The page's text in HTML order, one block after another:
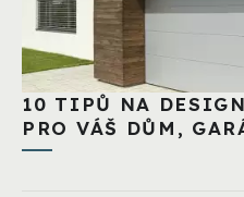
10 TIPŮ NA
PRO VÁŠ DŮM,